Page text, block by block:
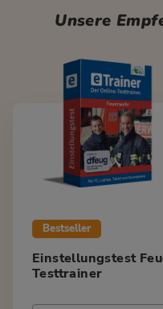
Unsere
Bestseller
Einstellungstest
Testtrainer